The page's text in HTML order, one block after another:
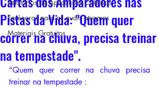
Relatórios de Aplicações Coletivas
Egrégoras para as quais atuamos
Materiais Gratuitos
Pistas da Vida: "Quem quer
correr na chuva, precisa treinar
na tempestade".
“Quem quer correr na chuva precisa
treinar na tempestade :